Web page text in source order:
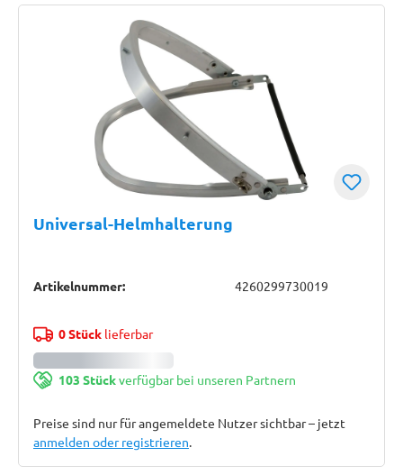
Universal-Helmhalterung
Artikelnummer: 4260299730019
0 Stücklieferbar
103 Stückverfügbar bei unseren Partnern
Preise sind nur für angemeldete Nutzer sichtbar – jetzt
anmelden oder registrieren.